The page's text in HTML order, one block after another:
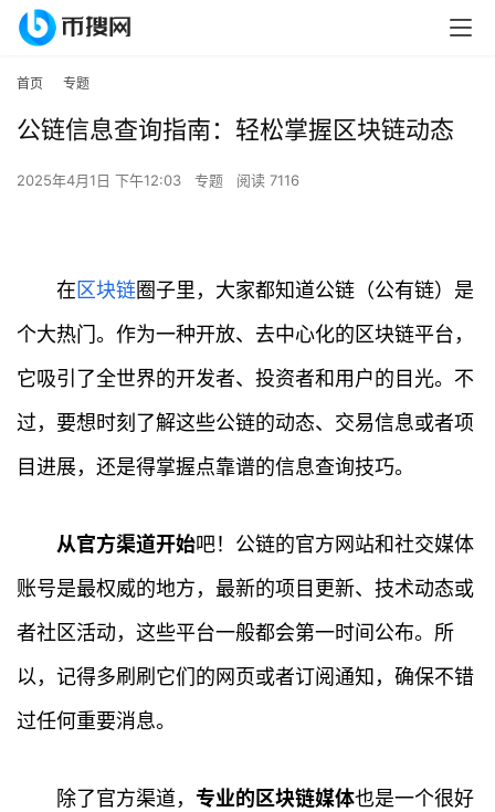
首页 专题
公链信息查询指南：轻松掌握区块链动态
2025年4月1日 下午12:03 专题 阅读 7116
在区块链圈子里，大家都知道公链（公有链）是
个大热门。作为一种开放、去中心化的区块链平台，
它吸引了全世界的开发者、投资者和用户的目光。不
过，要想时刻了解这些公链的动态、交易信息或者项
目进展，还是得掌握点靠谱的信息查询技巧。
从官方渠道开始吧！公链的官方网站和社交媒体
账号是最权威的地方，最新的项目更新、技术动态或
者社区活动，这些平台一般都会第一时间公布。所
以，记得多刷刷它们的网页或者订阅通知，确保不错
过任何重要消息。
除了官方渠道， 专业的区块链媒体也是一个很好